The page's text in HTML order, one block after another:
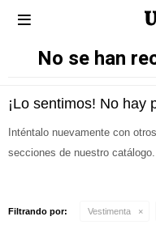

No se han
¡Lo sentimos! No hay
Inténtalo nuevamente con
secciones de nuestro catálogo.
Filtrando por: Vestimenta